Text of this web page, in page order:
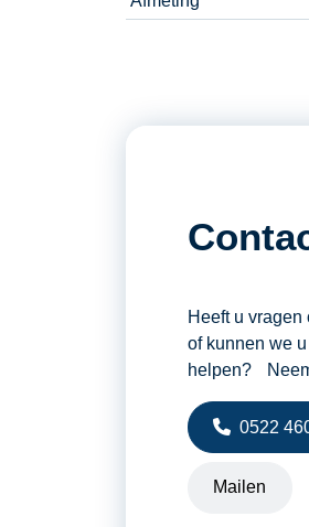
Heeft u vragen
of kunnen we
helpen?
0522
Mailen